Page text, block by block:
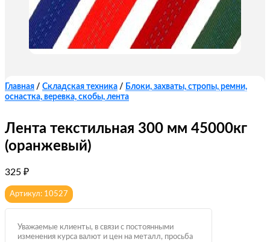
Главная / Складская техника / Блоки, захваты, стропы, ремни,
оснастка, веревка, скобы, лента
Лента текстильная 300 мм 45000кг
(оранжевый)
325 ₽
Артикул: 10527
Уважаемые клиенты, в связи с постоянными
изменения курса валют и цен на металл, просьба